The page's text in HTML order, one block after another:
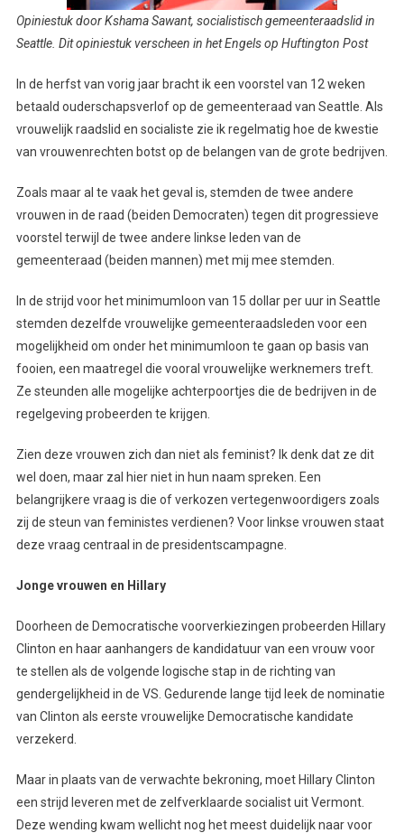
Opiniestuk door Kshama Sawant, socialistisch gemeenteraadslid in
Seattle. Dit opiniestuk verscheen in het Engels op Huftington Post
In de herfst van vorig jaar bracht ik een voorstel van 12 weken
betaald ouderschapsverlof op de gemeenteraad van Seattle. Als
vrouwelijk raadslid en socialiste zie ik regelmatig hoe de kwestie
van vrouwenrechten botst op de belangen van de grote bedrijven.
Zoals maar al te vaak het geval is, stemden de twee andere
vrouwen in de raad (beiden Democraten) tegen dit progressieve
voorstel terwijl de twee andere linkse leden van de
gemeenteraad (beiden mannen) met mij mee stemden.
In de strijd voor het minimumloon van 15 dollar per uur in Seattle
stemden dezelfde vrouwelijke gemeenteraadsleden voor een
mogelijkheid om onder het minimumloon te gaan op basis van
fooien, een maatregel die vooral vrouwelijke werknemers treft.
Ze steunden alle mogelijke achterpoortjes die de bedrijven in de
regelgeving probeerden te krijgen.
Zien deze vrouwen zich dan niet als feminist? Ik denk dat ze dit
wel doen, maar zal hier niet in hun naam spreken. Een
belangrijkere vraag is die of verkozen vertegenwoordigers zoals
zij de steun van feministes verdienen? Voor linkse vrouwen staat
deze vraag centraal in de presidentscampagne.
Jonge vrouwen en Hillary
Doorheen de Democratische voorverkiezingen probeerden Hillary
Clinton en haar aanhangers de kandidatuur van een vrouw voor
te stellen als de volgende logische stap in de richting van
gendergelijkheid in de VS. Gedurende lange tijd leek de nominatie
van Clinton als eerste vrouwelijke Democratische kandidate
verzekerd.
Maar in plaats van de verwachte bekroning, moet Hillary Clinton
een strijd leveren met de zelfverklaarde socialist uit Vermont.
Deze wending kwam wellicht nog het meest duidelijk naar voor